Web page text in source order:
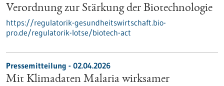
Verordnung zur Stärkung der Biotechnologie
https://regulatorik-gesundheitswirtschaft.bio-
pro.de/regulatorik-lotse/biotech-act
Pressemitteilung - 02.04.2026
Mit Klimadaten Malaria wirksamer